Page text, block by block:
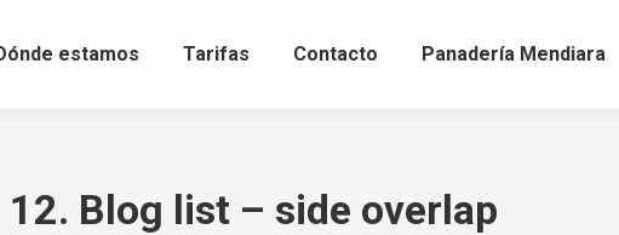
estamos Tarifas Contacto Panadería Mendiara
12. Blog list – side overlap